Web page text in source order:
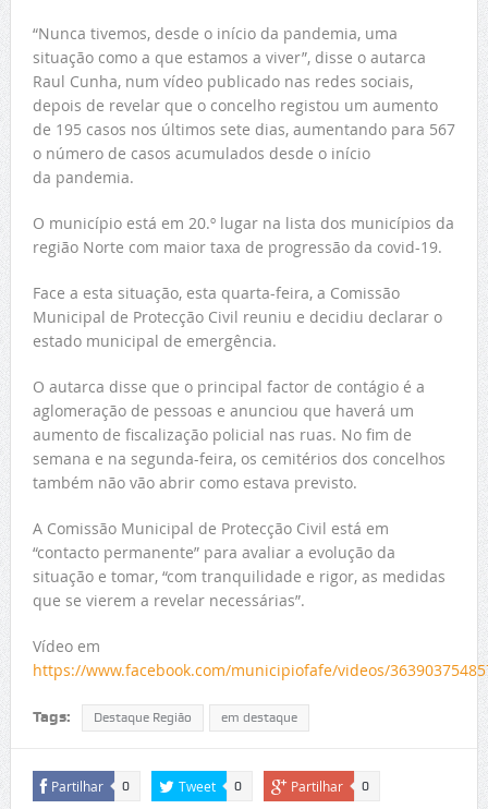
“Nunca tivemos, desde o início da pandemia, uma
situação como a que estamos a viver”, disse o autarca
Raul Cunha, num vídeo publicado nas redes sociais,
depois de revelar que o concelho registou um aumento
de 195 casos nos últimos sete dias, aumentando para 567
o número de casos acumulados desde o início
da pandemia.
O município está em 20.º lugar na lista dos municípios da
região Norte com maior taxa de progressão da covid-19.
Face a esta situação, esta quarta-feira, a Comissão
Municipal de Protecção Civil reuniu e decidiu declarar o
estado municipal de emergência.
O autarca disse que o principal factor de contágio é a
aglomeração de pessoas e anunciou que haverá um
aumento de fiscalização policial nas ruas. No fim de
semana e na segunda-feira, os cemitérios dos concelhos
também não vão abrir como estava previsto.
A Comissão Municipal de Protecção Civil está em
“contacto permanente” para avaliar a evolução da
situação e tomar, “com tranquilidade e rigor, as medidas
que se vierem a revelar necessárias”.
Vídeo em
https://www.facebook.com/municipiofafe/videos/
Tags: Destaque Região em destaque
Partilhar 0 Tweet 0 Partilhar 0